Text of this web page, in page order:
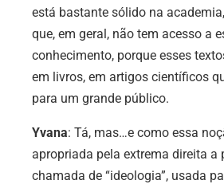
está bastante sólido na
que, em geral, não tem acesso a
conhecimento, porque esses
em livros, em artigos científicos
para um grande público.
Yvana: Tá, mas…e como essa
apropriada pela extrema direita a
chamada de “ideologia”, usada